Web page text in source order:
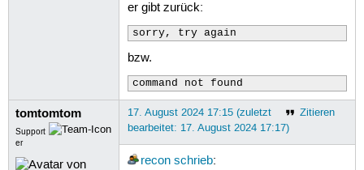
er gibt zurück:
sorry, try again
bzw.
command not found
tomtomtom
Support
er
Zitieren
17. August 2024 17:15 (zuletzt
bearbeitet: 17. August 2024 17:17)
recon schrieb: